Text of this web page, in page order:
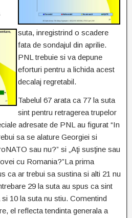
suta, inregistrind o scadere
fata de sondajul din aprilie.
PNL trebuie si va depune
eforturi pentru a lichida acest
decalaj regretabil.
Tabelul 67 arata ca 77 la suta
sint pentru retragerea trupelor
adresate de PNL au figurat “In
sa se alature Georgiei si
sau nu?” si „Aţi susţine sau
cu Romania?”La prima
ca ar trebui sa sustina si alti 21 nu
29 la suta au spus ca sint
10 la suta nu stiu. Comentind
el reflecta tendinta generala a